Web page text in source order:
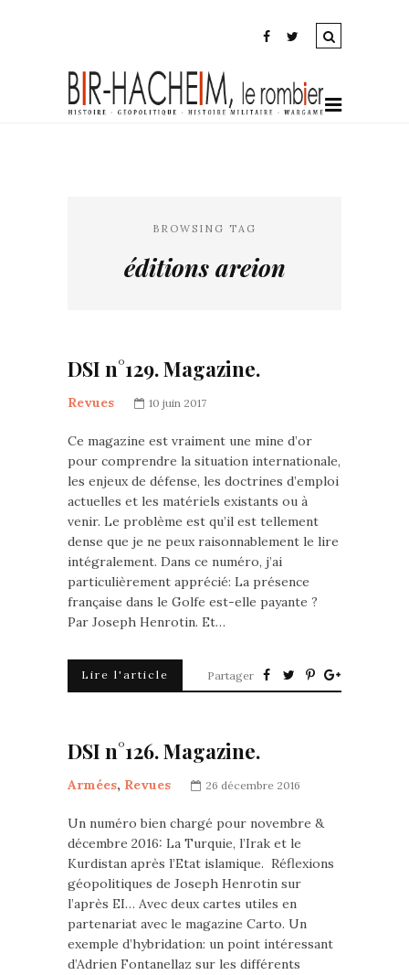
BROWSING TAG
éditions areion
DSI n°129. Magazine.
Revues 10 juin 2017
Ce magazine est vraiment une mine d’or
pour comprendre la situation internationale,
les enjeux de défense, les doctrines d’emploi
actuelles et les matériels existants ou à
venir. Le problème est qu’il est tellement
dense que je ne peux raisonnablement le lire
intégralement. Dans ce numéro, j’ai
particulièrement apprécié: La présence
française dans le Golfe est-elle payante ?
Par Joseph Henrotin. Et…
Lire l'article Partager
DSI n°126. Magazine.
Armées, Revues 26 décembre 2016
Un numéro bien chargé pour novembre &
décembre 2016: La Turquie, l’Irak et le
Kurdistan après l’Etat islamique. Réflexions
géopolitiques de Joseph Henrotin sur
l’après EI… Avec deux cartes utiles en
partenariat avec le magazine Carto. Un
exemple d’hybridation: un point intéressant
d’Adrien Fontanellaz sur les différents